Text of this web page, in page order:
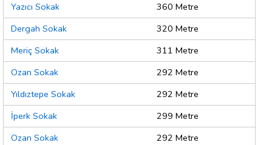
Yazıcı Sokak
360 Metre
Dergah Sokak
320 Metre
Meriç Sokak
311 Metre
Ozan Sokak
292 Metre
Yıldıztepe Sokak
292 Metre
İperk Sokak
299 Metre
Ozan Sokak
292 Metre